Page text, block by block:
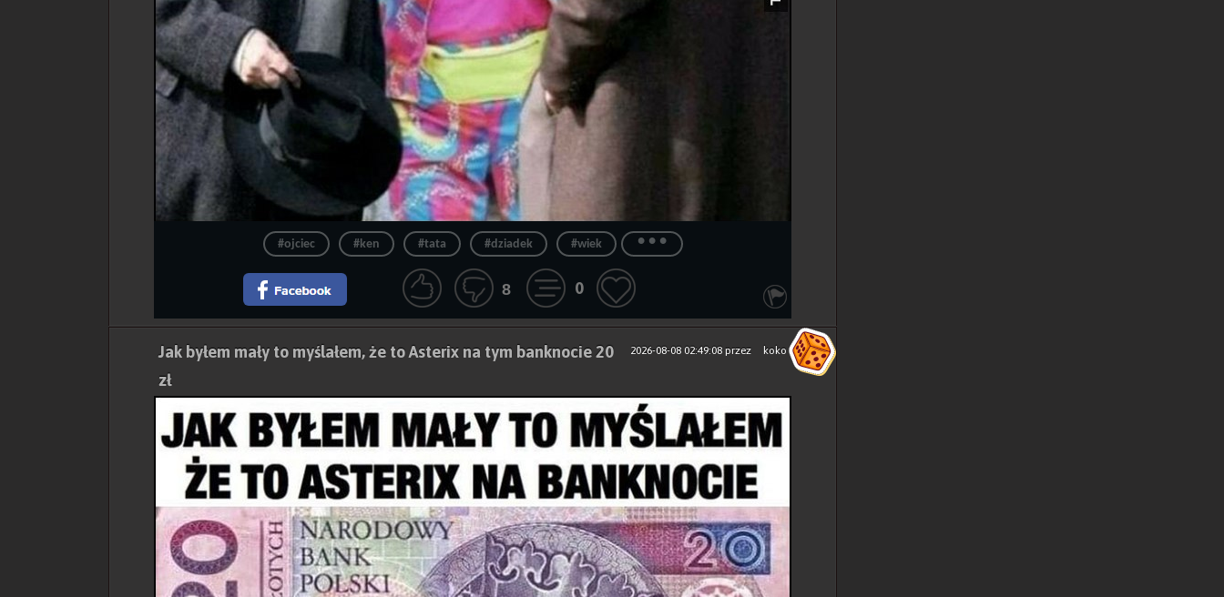
#ojciec #ken #tata #dziadek #wiek ...
8 0
2026-08-08 02:49:08przez koko
Jak byłem mały to myślałem, że to Asterix na tym banknocie 20
zł